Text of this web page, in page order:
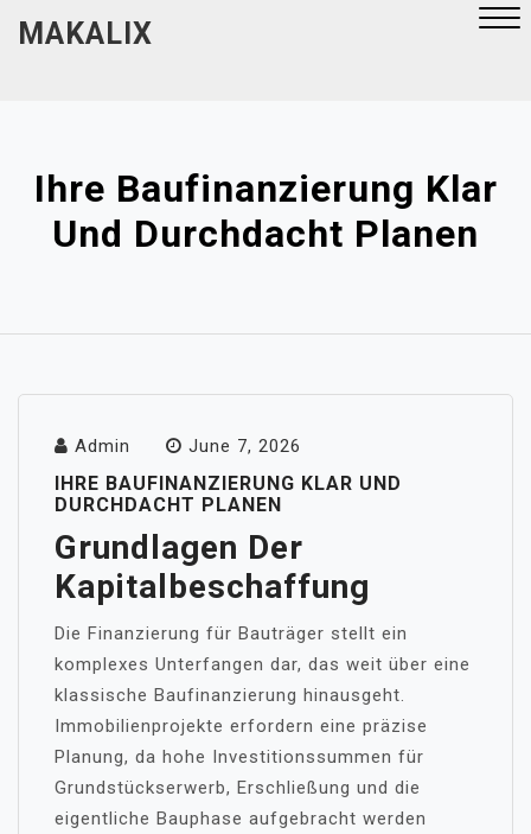
MAKALIX
Ihre Baufinanzierung Klar
Und Durchdacht Planen
Admin June 7, 2026
IHRE BAUFINANZIERUNG KLAR UND
DURCHDACHT PLANEN
Grundlagen Der
Kapitalbeschaffung
Die Finanzierung für Bauträger stellt ein
komplexes Unterfangen dar, das weit über eine
klassische Baufinanzierung hinausgeht.
Immobilienprojekte erfordern eine präzise
Planung, da hohe Investitionssummen für
Grundstückserwerb, Erschließung und die
eigentliche Bauphase aufgebracht werden